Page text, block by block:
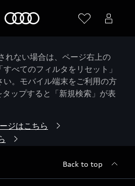
れない場合は、ページ右上の
すべてのフィルタをリセット」
い。モバイル端末をご利用の方
ップすると「新規検索」が表
ジはこちら
Back to top